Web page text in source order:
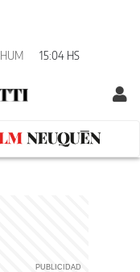
HUM 15:04 HS